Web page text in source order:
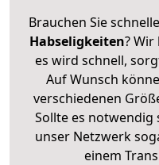
Brauchen Sie
Habseligkeiten?
es wird schnell,
Auf Wunsch
verschiedenen
Sollte es notwendig
unser Netzwerk
einem